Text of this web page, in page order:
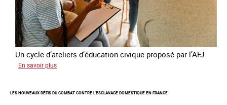
Un cycle d’ateliers d’éducation civique proposé par l’AFJ
En savoir plus
étrangère
LES NOUVEAUX DÉFIS DU COMBAT CONTRE L’ESCLAVAGE DOMESTIQUE EN FRANCE